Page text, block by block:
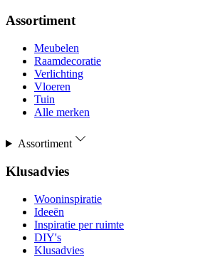
Assortiment
Meubelen
Raamdecoratie
Verlichting
Vloeren
Tuin
Alle merken
Assortiment
Klusadvies
Wooninspiratie
Ideeën
Inspiratie per ruimte
DIY's
Klusadvies